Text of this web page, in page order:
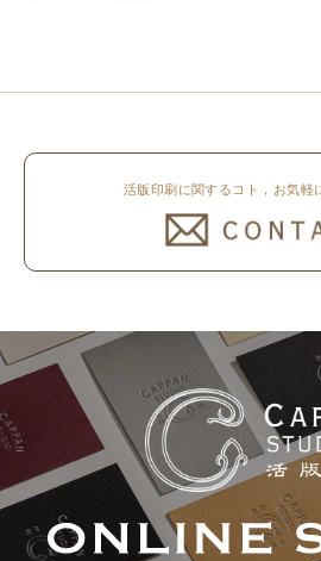
活版印刷に関するコト，お気軽